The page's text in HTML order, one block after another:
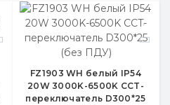
FZ1903 WH белый IP54
20W 3000K-6500K CCT-
переключатель D300*25